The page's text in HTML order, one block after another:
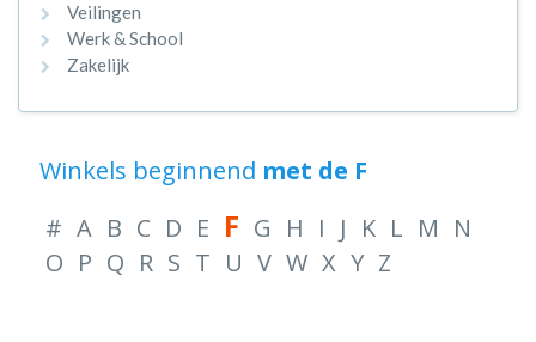
Veilingen
Werk & School
Zakelijk
Winkels beginnend met de F
# A B C D E F G H I J K L M N
O P Q R S T U V W X Y Z